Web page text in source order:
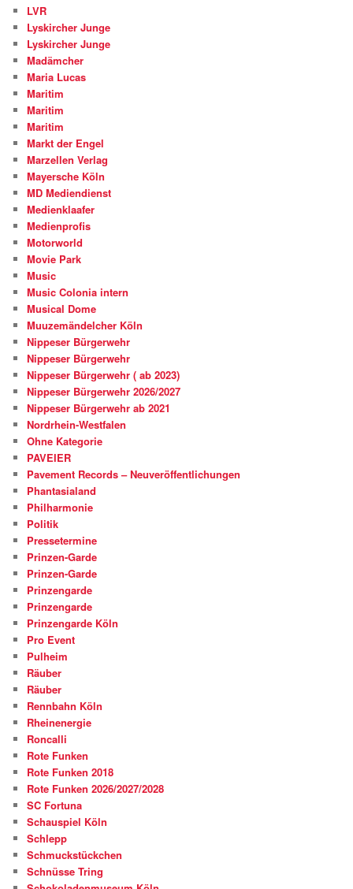
LVR
Lyskircher Junge
Lyskircher Junge
Madämcher
Maria Lucas
Maritim
Maritim
Maritim
Markt der Engel
Marzellen Verlag
Mayersche Köln
MD Mediendienst
Medienklaafer
Medienprofis
Motorworld
Movie Park
Music
Music Colonia intern
Musical Dome
Muuzemändelcher Köln
Nippeser Bürgerwehr
Nippeser Bürgerwehr
Nippeser Bürgerwehr ( ab 2023)
Nippeser Bürgerwehr 2026/2027
Nippeser Bürgerwehr ab 2021
Nordrhein-Westfalen
Ohne Kategorie
PAVEIER
Pavement Records – Neuveröffentlichungen
Phantasialand
Philharmonie
Politik
Pressetermine
Prinzen-Garde
Prinzen-Garde
Prinzengarde
Prinzengarde
Prinzengarde Köln
Pro Event
Pulheim
Räuber
Räuber
Rennbahn Köln
Rheinenergie
Roncalli
Rote Funken
Rote Funken 2018
Rote Funken 2026/2027/2028
SC Fortuna
Schauspiel Köln
Schlepp
Schmuckstückchen
Schnüsse Tring